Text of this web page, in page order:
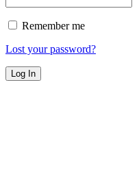
Remember me
Lost your password?